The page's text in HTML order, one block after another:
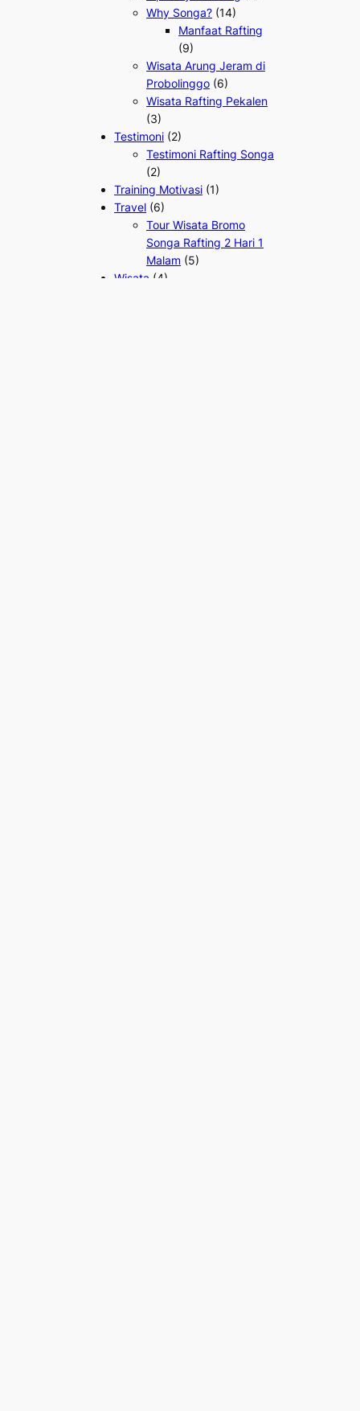
Why Songa? (14)
Manfaat Rafting
(9)
Wisata Arung Jeram di
Probolinggo (6)
Wisata Rafting Pekalen
(3)
Testimoni (2)
Testimoni Rafting Songa
(2)
Training Motivasi (1)
Travel (6)
Tour Wisata Bromo
Songa Rafting 2 Hari 1
Malam (5)
Wisata (4)